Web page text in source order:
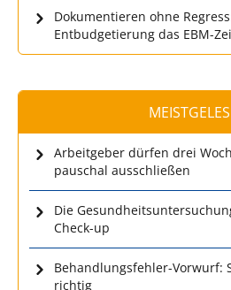
Dokumentieren ohne
Entbudgetierung das EBM-
Arbeitgeber dürfen drei
pauschal ausschließen
Die
Check-up
Behandlungsfehler-Vorwurf:
richtig